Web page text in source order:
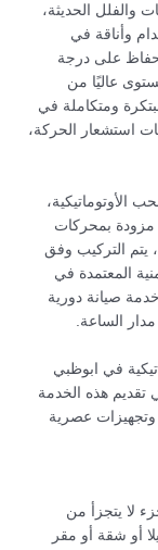
والفلل الحديثة،
وأناقة في
على درجة
عاليًا من
ومتكاملة في
استشعار الحركة،
الأوتوماتيكية،
مزودة بمحركات
يتم التركيب وفق
المعتمدة في
صيانة دورية
الساعة.
في ابوظبي
هذه الخدمة
عصرية
لا يتجزأ من
أو شقة أو مقر